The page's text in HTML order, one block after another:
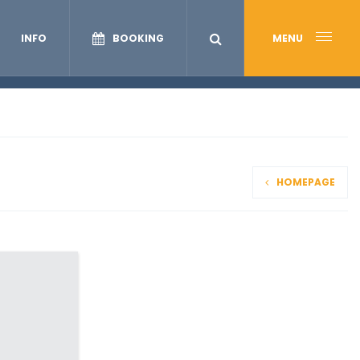
INFO BOOKING MENU
HOMEPAGE